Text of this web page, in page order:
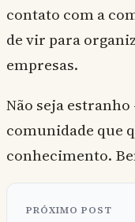
contato com a
de vir para
empresas.
Não seja
comunidade que
conhecimento.
PRÓXIMO POST